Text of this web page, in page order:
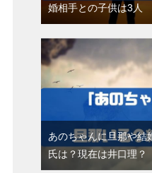
婚相手との子供は3人
あのちゃんに旦那や結
氏は？現在は井口理？